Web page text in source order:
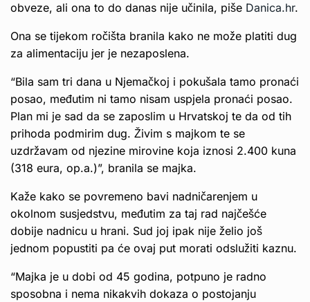
obveze, ali ona to do danas nije učinila, piše Danica.hr.
Ona se tijekom ročišta branila kako ne može platiti dug
za alimentaciju jer je nezaposlena.
“Bila sam tri dana u Njemačkoj i pokušala tamo pronaći
posao, međutim ni tamo nisam uspjela pronaći posao.
Plan mi je sad da se zaposlim u Hrvatskoj te da od tih
prihoda podmirim dug. Živim s majkom te se
uzdržavam od njezine mirovine koja iznosi 2.400 kuna
(318 eura, op.a.)”, branila se majka.
Kaže kako se povremeno bavi nadničarenjem u
okolnom susjedstvu, međutim za taj rad najčešće
dobije nadnicu u hrani. Sud joj ipak nije želio još
jednom popustiti pa će ovaj put morati odslužiti kaznu.
“Majka je u dobi od 45 godina, potpuno je radno
sposobna i nema nikakvih dokaza o postojanju